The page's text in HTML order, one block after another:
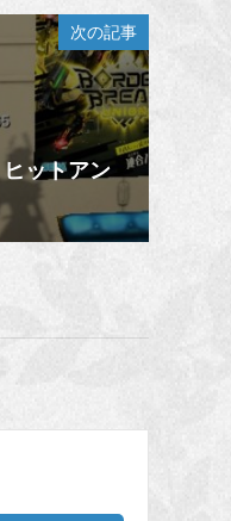
次の記事
ットアン